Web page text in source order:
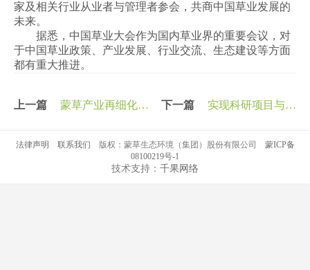
家及相关行业从业者与管理者参会，共商中国草业发展的
未来。
据悉，中国草业大会作为国内草业界的重要会议，对
于中国草业政策、产业发展、行业交流、生态建设等方面
都有重大推进。
上一篇
蒙草产业再细化：
下一篇
实现科研项目与企
法律声明 联系我们 版权：蒙草生态环境（集团）股份有限公司 蒙ICP备
08100219号-1
技术支持： 千果网络